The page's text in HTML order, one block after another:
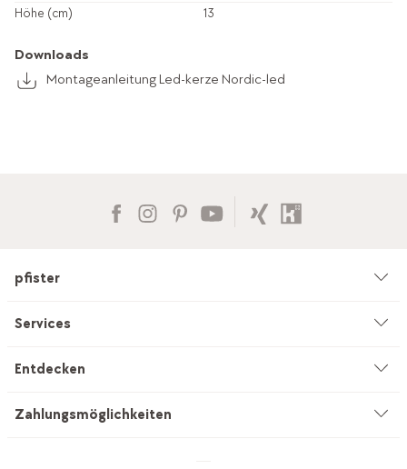
Höhe (cm)
13
Downloads
Montageanleitung Led-kerze Nordic-led
pfister
Unternehmen
Services
Beratung
Entdecken
Küchenstudio
Zahlungsmöglichkeiten